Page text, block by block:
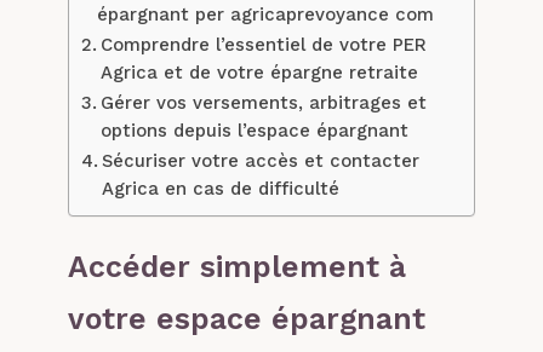
épargnant per agricaprevoyance com
Comprendre l’essentiel de votre PER
Agrica et de votre épargne retraite
Gérer vos versements, arbitrages et
options depuis l’espace épargnant
Sécuriser votre accès et contacter
Agrica en cas de difficulté
Accéder simplement à
votre espace épargnant